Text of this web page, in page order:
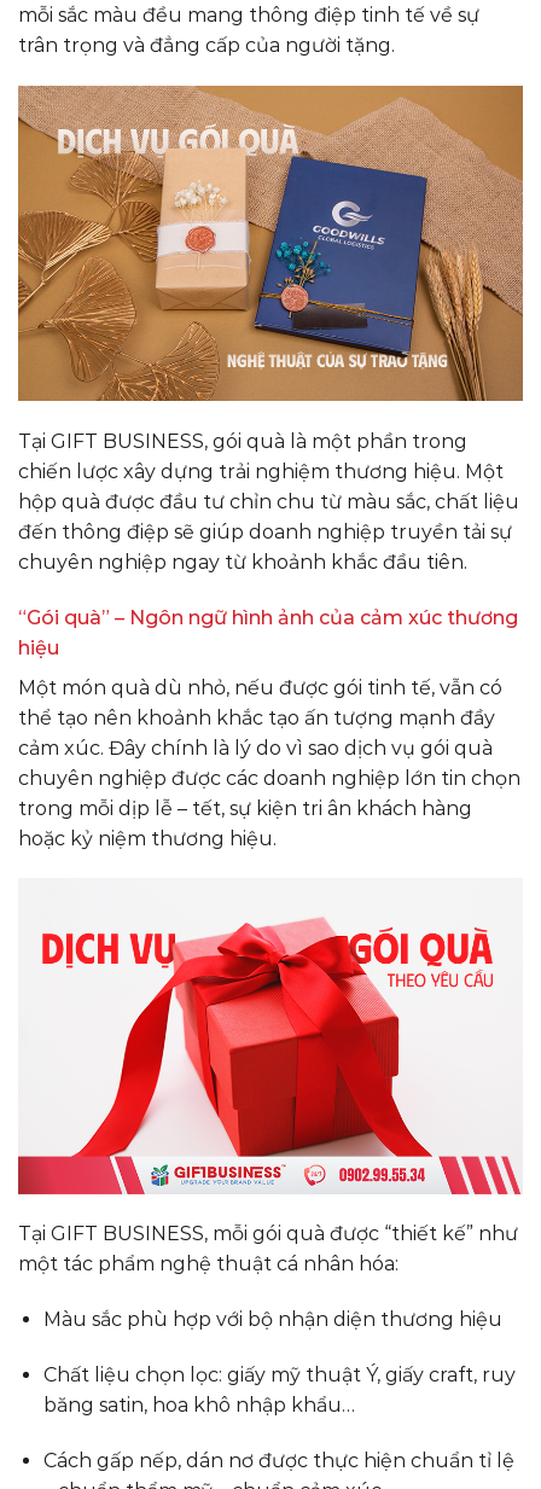
mỗi sắc màu đều mang thông điệp tinh tế về sự
trân trọng và đẳng cấp của người tặng.
Tại GIFT BUSINESS, gói quà là một phần trong
chiến lược xây dựng trải nghiệm thương hiệu. Một
hộp quà được đầu tư chỉn chu từ màu sắc, chất liệu
đến thông điệp sẽ giúp doanh nghiệp truyền tải sự
chuyên nghiệp ngay từ khoảnh khắc đầu tiên.
“Gói quà” – Ngôn ngữ hình ảnh của cảm xúc thương
hiệu
Một món quà dù nhỏ, nếu được gói tinh tế, vẫn có
thể tạo nên khoảnh khắc tạo ấn tượng mạnh đầy
cảm xúc. Đây chính là lý do vì sao dịch vụ gói quà
chuyên nghiệp được các doanh nghiệp lớn tin chọn
trong mỗi dịp lễ – tết, sự kiện tri ân khách hàng
hoặc kỷ niệm thương hiệu.
Tại GIFT BUSINESS, mỗi gói quà được “thiết kế” như
một tác phẩm nghệ thuật cá nhân hóa:
Màu sắc phù hợp với bộ nhận diện thương hiệu
Chất liệu chọn lọc: giấy mỹ thuật Ý, giấy craft, ruy
băng satin, hoa khô nhập khẩu…
Cách gấp nếp, dán nơ được thực hiện chuẩn tỉ lệ